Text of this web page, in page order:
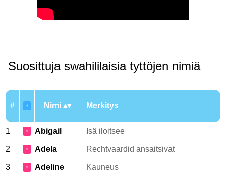
Suosittuja swahililaisia tyttöjen nimiä
# ♂ Nimi Merkitys
1 ♀ Abigail Isä iloitsee
2 ♀ Adela Rechtvaardid ansaitsivat
3 ♀ Adeline Kauneus